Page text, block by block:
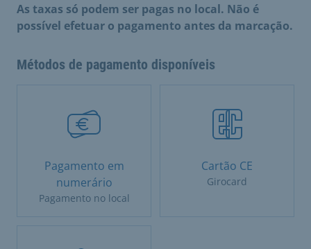
As taxas só podem ser pagas no local. Não é
possível efetuar o pagamento antes da marcação.
Métodos de pagamento disponíveis
Pagamento em
numerário
Pagamento no local
Cartão CE
Girocard